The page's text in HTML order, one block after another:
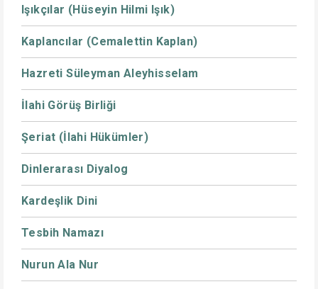
Işıkçılar (Hüseyin Hilmi Işık)
Kaplancılar (Cemalettin Kaplan)
Hazreti Süleyman Aleyhisselam
İlahi Görüş Birliği
Şeriat (İlahi Hükümler)
Dinlerarası Diyalog
Kardeşlik Dini
Tesbih Namazı
Nurun Ala Nur